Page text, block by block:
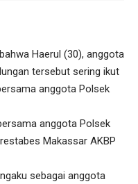
Haerul (30), anggota
tersebut sering ikut
anggota Polsek
anggota Polsek
Makassar AKBP
sebagai anggota